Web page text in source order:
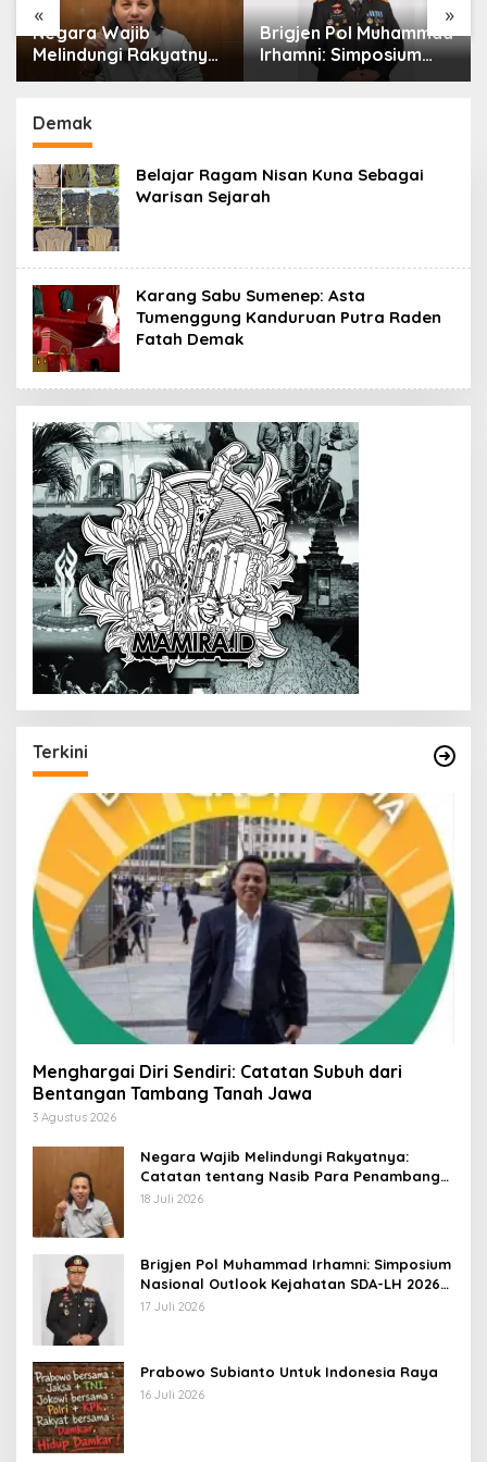
« »
Negara Wajib
Melindungi Rakyatnya:
Catatan tentang Nasib
Belerang Kawah Ijen
Brigjen Pol Muhammad
Irhamni: Simposium
Nasional Outlook
Demak
Belajar Ragam Nisan Kuna Sebagai
Warisan Sejarah
Karang Sabu Sumenep: Asta
Tumenggung Kanduruan Putra Raden
Fatah Demak
Terkini
Menghargai Diri Sendiri: Catatan Subuh dari
Bentangan Tambang Tanah Jawa
3 Agustus 2026
Negara Wajib Melindungi Rakyatnya:
Catatan tentang Nasib Para Penambang
Belerang Kawah Ijen
18 Juli 2026
Brigjen Pol Muhammad Irhamni: Simposium
Nasional Outlook Kejahatan SDA-LH 2026–
2030 Beri Banyak Masukan Bagi APH
17 Juli 2026
Prabowo Subianto Untuk Indonesia Raya
16 Juli 2026